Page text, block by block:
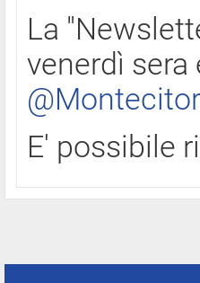
La
venerdì
E' possibile